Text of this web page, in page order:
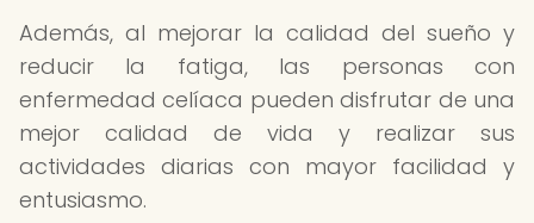
Además, al mejorar la calidad del sueño y
reducir la fatiga, las personas con
enfermedad celíaca pueden disfrutar de una
mejor calidad de vida y realizar sus
actividades diarias con mayor facilidad y
entusiasmo.